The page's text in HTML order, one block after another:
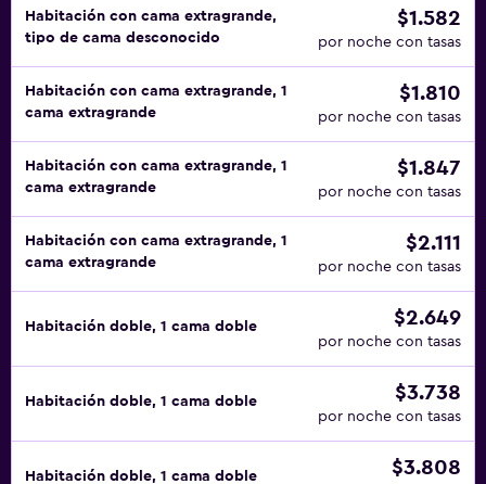
Habitación con cama extragrande,
tipo de cama desconocido
$1.582
por noche con tasas
Habitación con cama extragrande, 1
cama extragrande
$1.810
por noche con tasas
Habitación con cama extragrande, 1
cama extragrande
$1.847
por noche con tasas
Habitación con cama extragrande, 1
cama extragrande
$2.111
por noche con tasas
Habitación doble, 1 cama doble $2.649
por noche con tasas
Habitación doble, 1 cama doble $3.738
por noche con tasas
Habitación doble, 1 cama doble $3.808